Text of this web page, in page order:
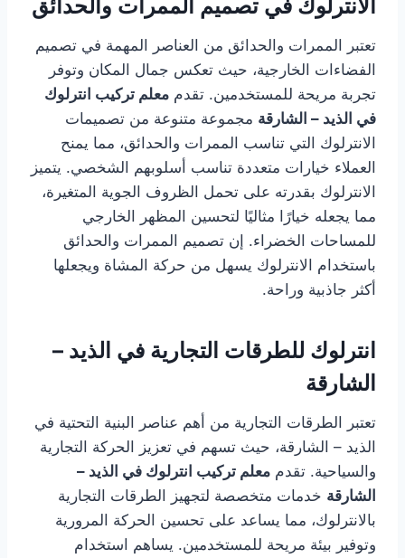
الانترلوك في تصميم الممرات والحدائق
تعتبر الممرات والحدائق من العناصر المهمة في تصميم
الفضاءات الخارجية، حيث تعكس جمال المكان وتوفر
تجربة مريحة للمستخدمين. تقدم معلم تركيب انترلوك
في الذيد – الشارقة مجموعة متنوعة من تصميمات
الانترلوك التي تناسب الممرات والحدائق، مما يمنح
العملاء خيارات متعددة تناسب أسلوبهم الشخصي. يتميز
الانترلوك بقدرته على تحمل الظروف الجوية المتغيرة،
مما يجعله خيارًا مثاليًا لتحسين المظهر الخارجي
للمساحات الخضراء. إن تصميم الممرات والحدائق
باستخدام الانترلوك يسهل من حركة المشاة ويجعلها
أكثر جاذبية وراحة.
انترلوك للطرقات التجارية في الذيد –
الشارقة
تعتبر الطرقات التجارية من أهم عناصر البنية التحتية في
الذيد – الشارقة، حيث تسهم في تعزيز الحركة التجارية
والسياحية. تقدم معلم تركيب انترلوك في الذيد –
الشارقة خدمات متخصصة لتجهيز الطرقات التجارية
بالانترلوك، مما يساعد على تحسين الحركة المرورية
وتوفير بيئة مريحة للمستخدمين. يساهم استخدام